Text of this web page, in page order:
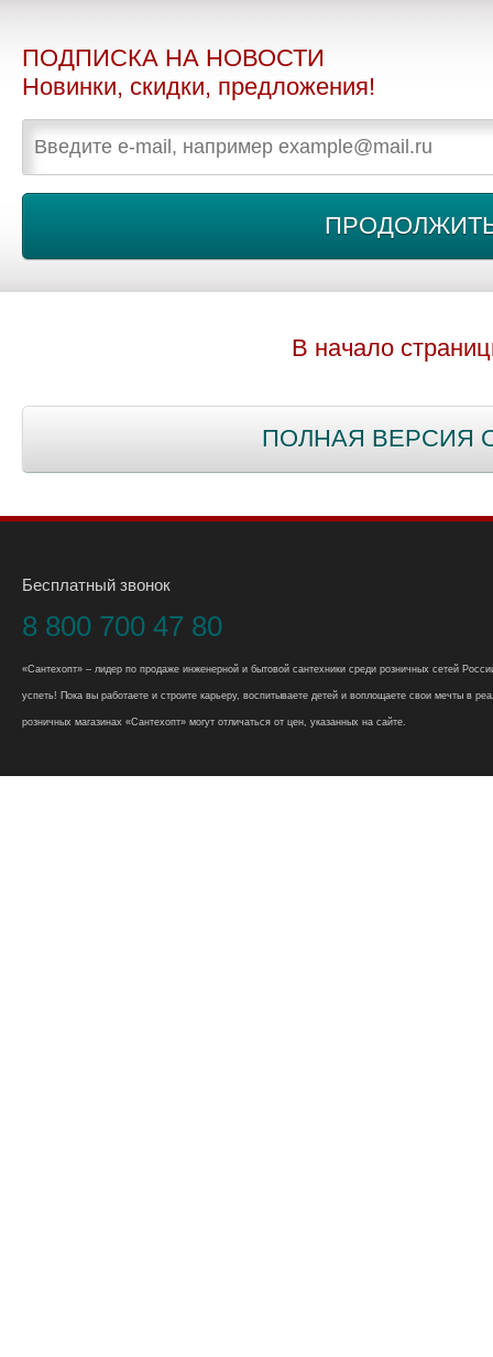
ПОДПИСКА НА НОВОСТИ
Новинки, скидки, предложения!
В начало
ПОЛНАЯ ВЕРСИЯ
Бесплатный звонок
8 800 700 47 80
«Сантехопт» – лидер по продаже инженерной и бытовой сантехники среди розничных сетей
успеть! Пока вы работаете и строите карьеру, воспитываете детей и воплощаете свои мечты в
розничных магазинах «Сантехопт» могут отличаться от цен, указанных на сайте.